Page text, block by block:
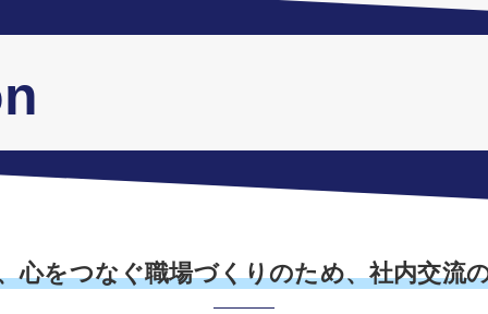
心をつなぐ職場づくりのため、社内交流